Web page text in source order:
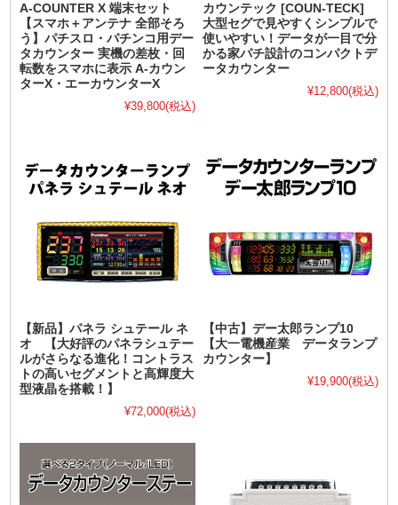
A-COUNTER X 端末セット
【スマホ＋アンテナ 全部そろ
う】パチスロ・パチンコ用デー
タカウンター 実機の差枚・回
転数をスマホに表示 A-カウン
ターX・エーカウンターX
¥39,800(税込)
カウンテック [COUN-TECK]
大型セグで見やすくシンプルで
使いやすい！データが一目で分
かる家パチ設計のコンパクトデ
ータカウンター
¥12,800(税込)
【新品】パネラ シュテール ネ
オ 【大好評のパネラシュテー
ルがさらなる進化！コントラス
トの高いセグメントと高輝度大
型液晶を搭載！】
¥72,000(税込)
【中古】デー太郎ランプ10
【大一電機産業 データランプ
カウンター】
¥19,900(税込)